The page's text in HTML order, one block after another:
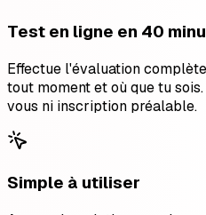
Test en ligne en 40
Effectue l'évaluation
tout moment et où que tu
vous ni inscription préalable.
Simple à utiliser